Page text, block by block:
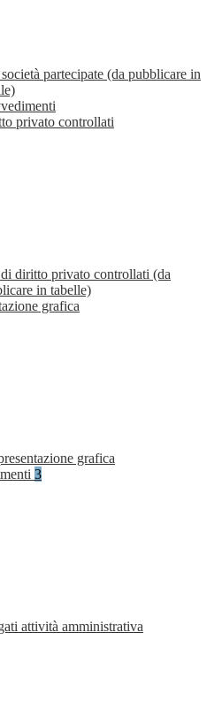
partecipate (da pubblicare in
privato controllati
diritto privato controllati (da
in tabelle)
grafica
grafica
3
attività amministrativa